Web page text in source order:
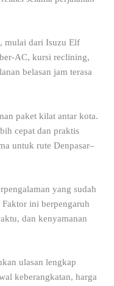
mulai dari Isuzu Elf
AC, kursi reclining,
belasan jam terasa
paket kilat antar kota.
cepat dan praktis
untuk rute Denpasar–
yang sudah
ini berpengaruh
dan kenyamanan
ulasan lengkap
keberangkatan, harga